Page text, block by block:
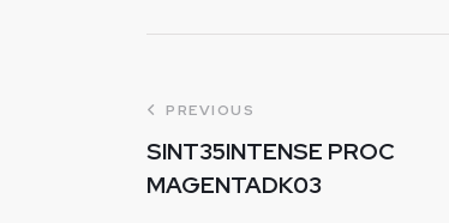
PREVIOUS
SINT35INTENSE PROC
MAGENTADK03